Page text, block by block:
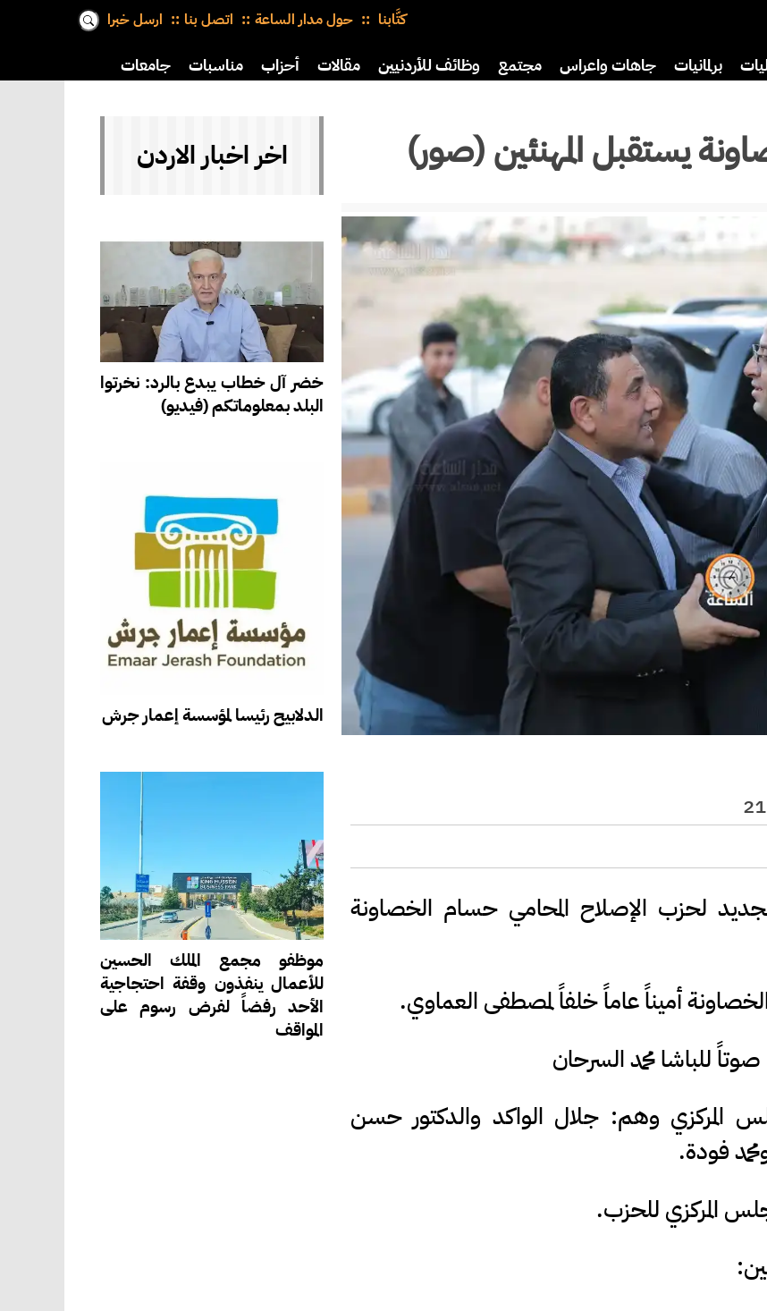
كتَّابنا حول مدار الساعة اتصل بنا ارسل خبرا
برلمانيات جاهات واعراس مجتمع وظائف للأردنيين مقالات أحزاب مناسبات جامعات
يستقبل المهنئين (صور)
لحزب الإصلاح المحامي حسام الخصاونة
أميناً عاماً خلفاً لمصطفى العماوي.
المركزي وهم: جلال الواكد والدكتور حسن
فودة.
المركزي للحزب.
اخر اخبار الاردن
خضر آل خطاب يبدع بالرد: نخرتوا
البلد بمعلوماتكم (فيديو)
الدلابيح رئيسا لمؤسسة إعمار جرش
موظفو مجمع الملك الحسين
للأعمال ينفذون وقفة احتجاجية
الأحد رفضاً لفرض رسوم على
المواقف